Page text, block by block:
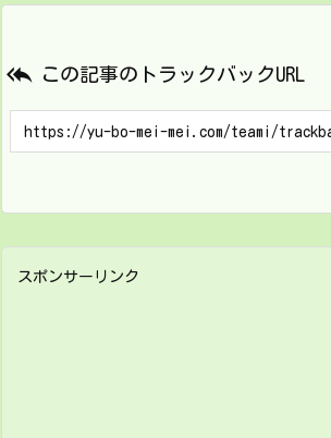
 この記事のトラックバックURL
スポンサーリンク